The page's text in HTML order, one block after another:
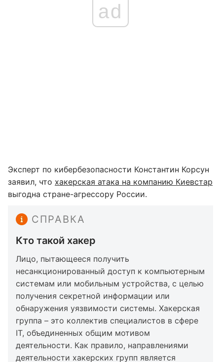
ad
Эксперт по кибербезопасности Константин Корсун
заявил, что хакерская атака на компанию Киевстар
выгодна стране-агрессору России.
СПРАВКА
Кто такой хакер
Лицо, пытающееся получить
несанкционированный доступ к компьютерным
системам или мобильным устройства, с целью
получения секретной информации или
обнаружения уязвимости системы. Хакерская
группа – это коллектив специалистов в сфере
IT, объединенных общим мотивом
деятельности. Как правило, направлениями
деятельности хакерских групп является